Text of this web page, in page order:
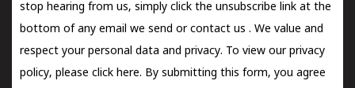
stop hearing from us, simply click the unsubscribe link at the
bottom of any email we send orcontact us . We value and
respect your personal data and privacy. To view our privacy
policy, please click here. By submitting this form, you agree